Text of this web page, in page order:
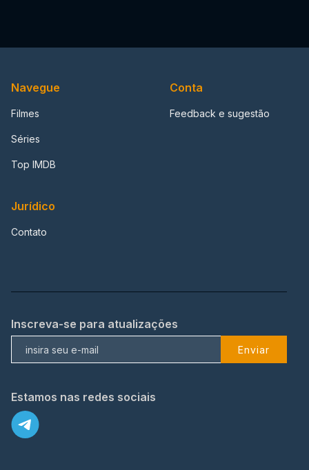
Navegue
Filmes
Séries
Top IMDB
Conta
Feedback e sugestão
Jurídico
Contato
Inscreva-se para atualizações
Enviar
Estamos nas redes sociais